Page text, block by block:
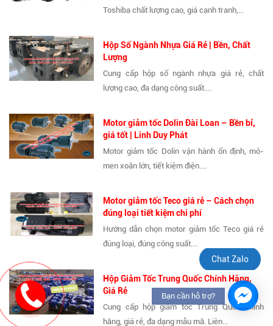
Toshiba chất lượng cao, giá cạnh tranh,...
Hộp Số Ngành Nhựa Giá Rẻ | Bền, Chất
Lượng
Cung cấp hộp số ngành nhựa giá rẻ, chất
lượng cao, đa dạng công suất....
Motor giảm tốc Dolin Đài Loan – Bền bỉ,
giá tốt | Linh Duy Phát
Motor giảm tốc Dolin vận hành ổn định, mô-
men xoắn lớn, tiết kiệm điện....
Motor giảm tốc Teco giá rẻ – Cách chọn
đúng loại tiết kiệm chi phí
Hướng dẫn chọn motor giảm tốc Teco giá rẻ
đúng loại, đúng công suất....
Hộp Giảm Tốc Trung Quốc Chính Hãng,
Giá Rẻ
Cung cấp hộp giảm tốc Trung Quốc chính
hãng, giá rẻ, đa dạng mẫu mã. Liên...
Chat Zalo
Bạn cần hỗ trợ?